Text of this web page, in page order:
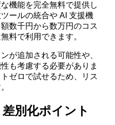
機能を完全無料で提供し
ールの統合や AI 支援機
数千円から数万円のコス
料で利用できます。
が追加される可能性や、
も考慮する必要がありま
ゼロで試せるため、リス
別化ポイント